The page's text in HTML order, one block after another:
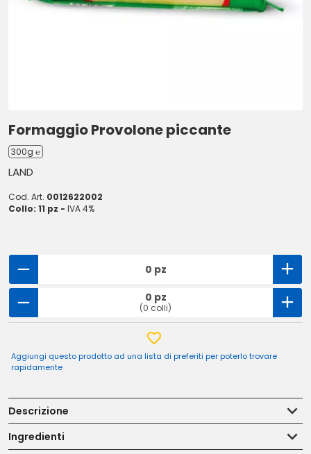
Formaggio Provolone piccante
300g ℮
LAND
Cod. Art. 0012622002
Collo: 11 pz - IVA 4%
0 pz
0 pz
(0 colli)
Aggiungi questo prodotto ad una lista di preferiti per poterlo trovare
rapidamente
Descrizione
Ingredienti